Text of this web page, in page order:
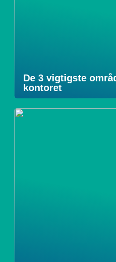
De 3 vigtigste
kontoret